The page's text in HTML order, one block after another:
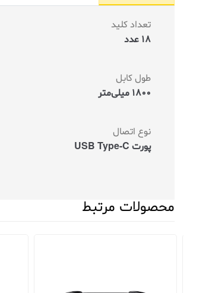
تعداد کلید
18 عدد
طول کابل
1800 میلی‌متر
نوع اتصال
پورت USB Type-C
محصولات مرتبط